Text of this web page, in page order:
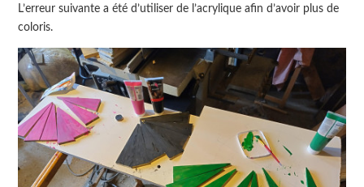
L’erreur suivante a été d’utiliser de l’acrylique afin d’avoir plus de
coloris.